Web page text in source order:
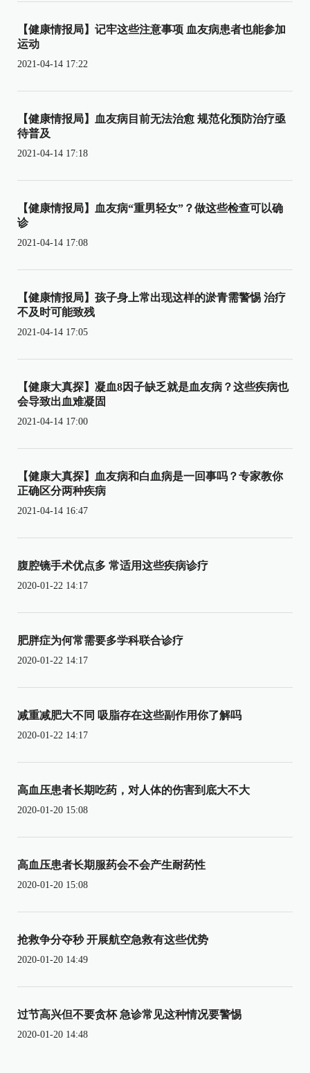
【健康情报局】记牢这些注意事项 血友病患者也能参加
运动
2021-04-14 17:22
【健康情报局】血友病目前无法治愈 规范化预防治疗亟
待普及
2021-04-14 17:18
【健康情报局】血友病“重男轻女”？做这些检查可以确
诊
2021-04-14 17:08
【健康情报局】孩子身上常出现这样的淤青需警惕 治疗
不及时可能致残
2021-04-14 17:05
【健康大真探】凝血8因子缺乏就是血友病？这些疾病也
会导致出血难凝固
2021-04-14 17:00
【健康大真探】血友病和白血病是一回事吗？专家教你
正确区分两种疾病
2021-04-14 16:47
腹腔镜手术优点多 常适用这些疾病诊疗
2020-01-22 14:17
肥胖症为何常需要多学科联合诊疗
2020-01-22 14:17
减重减肥大不同 吸脂存在这些副作用你了解吗
2020-01-22 14:17
高血压患者长期吃药，对人体的伤害到底大不大
2020-01-20 15:08
高血压患者长期服药会不会产生耐药性
2020-01-20 15:08
抢救争分夺秒 开展航空急救有这些优势
2020-01-20 14:49
过节高兴但不要贪杯 急诊常见这种情况要警惕
2020-01-20 14:48